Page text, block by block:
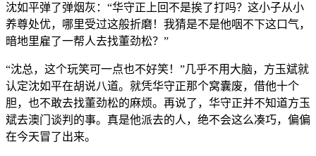
沈如平弹了弹烟灰：“华守正上回不是挨了打吗？这小子从小
养尊处优，哪里受过这般折磨！我猜是不是他咽不下这口气，
暗地里雇了一帮人去找董劲松？”
“沈总，这个玩笑可一点也不好笑！”几乎不用大脑，方玉斌就
认定沈如平在胡说八道。就凭华守正那个窝囊废，借他十个
胆，也不敢去找董劲松的麻烦。再说了，华守正并不知道方玉
斌去澳门谈判的事。真是他派去的人，绝不会这么凑巧，偏偏
在今天冒了出来。